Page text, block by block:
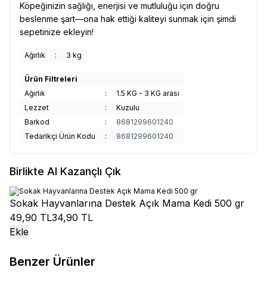
Köpeğinizin sağlığı, enerjisi ve mutluluğu için doğru
beslenme şart—ona hak ettiği kaliteyi sunmak için şimdi
sepetinize ekleyin!
Ağırlık : 3 kg
Ürün Filtreleri
Ağırlık
:
1.5 KG - 3 KG arası
Lezzet
:
Kuzulu
Barkod
:
8681299601240
Tedarikçi Ürün Kodu
: 8681299601240
Birlikte Al Kazançlı Çık
Sokak Hayvanlarına Destek Açık Mama Kedi 500 gr
49,90 TL34,90 TL
Ekle
Benzer Ürünler